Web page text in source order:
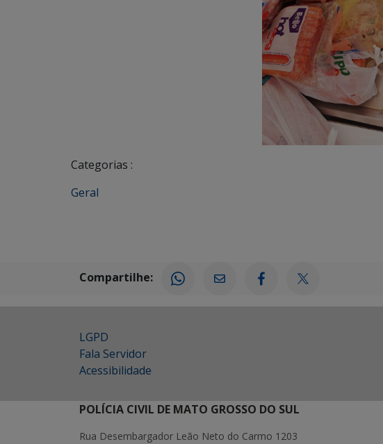
Categorias :
Geral
Compartilhe:
LGPD
Fala Servidor
Acessibilidade
POLÍCIA CIVIL DE MATO GROSSO DO SUL
Rua Desembargador Leão Neto do Carmo 1203